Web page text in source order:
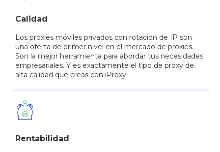
Calidad
Los proxies móviles privados con rotación de IP son
una oferta de primer nivel en el mercado de proxies.
Son la mejor herramienta para abordar tus necesidades
empresariales. Y es exactamente el tipo de proxy de
alta calidad que creas con iProxy.
Rentabilidad